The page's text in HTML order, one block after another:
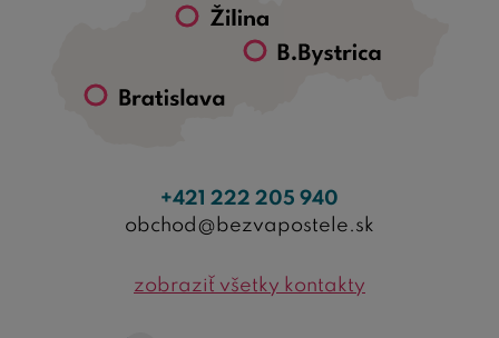
+421 222 205 940
obchod@bezvapostele.sk
zobraziť všetky kontakty